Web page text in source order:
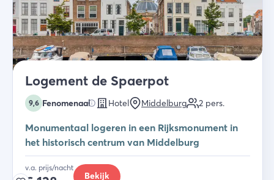
Logement de Spaerpot
9,6 Fenomenaal Hotel Middelburg 2 pers.
Monumentaal logeren in een Rijksmonument in
het historisch centrum van Middelburg
v.a. prijs/nacht
Bekijk